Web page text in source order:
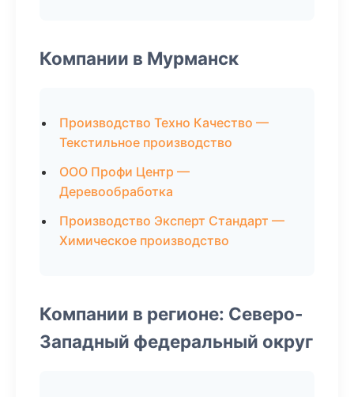
Компании в Мурманск
Производство Техно Качество —
Текстильное производство
ООО Профи Центр —
Деревообработка
Производство Эксперт Стандарт —
Химическое производство
Компании в регионе: Северо-
Западный федеральный округ